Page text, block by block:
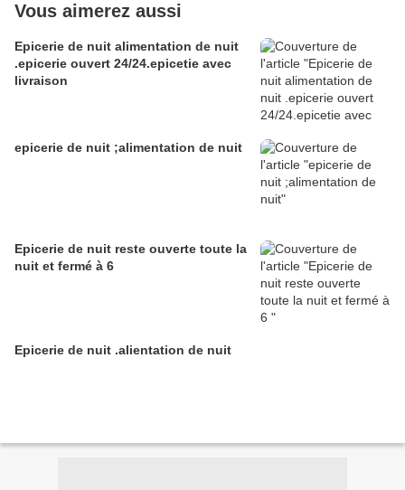
Vous aimerez aussi
Epicerie de nuit alimentation de nuit
.epicerie ouvert 24/24.epicetie avec
livraison
epicerie de nuit ;alimentation de nuit
Epicerie de nuit reste ouverte toute la
nuit et fermé à 6
Epicerie de nuit .alientation de nuit